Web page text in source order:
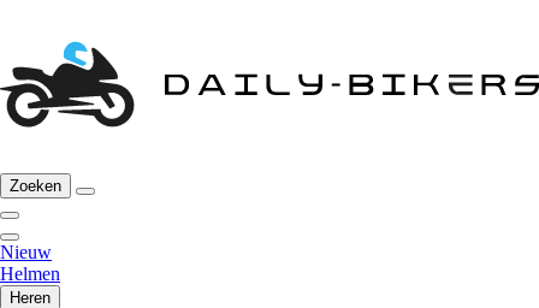
Zoeken
Nieuw
Helmen
Heren